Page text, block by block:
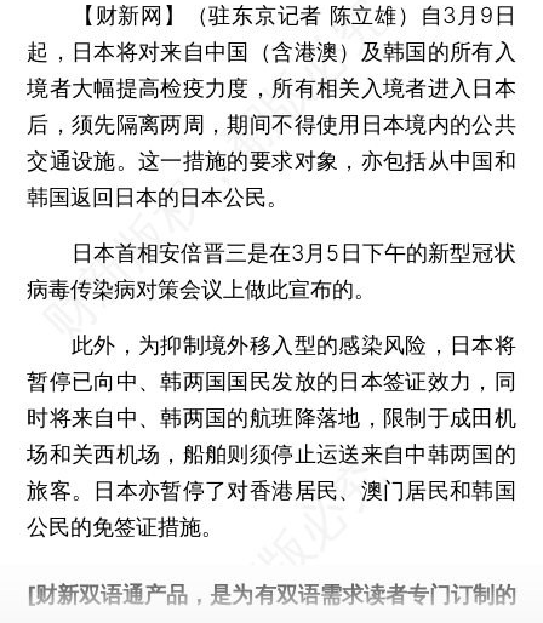
【财新网】（驻东京记者 陈立雄）
自3月9日
起，日本将对来自中国（含港澳）及韩国的所有入
境者大幅提高检疫力度，所有相关入境者进入日本
后，须先隔离两周，期间不得使用日本境内的公共
交通设施。这一措施的要求对象，亦包括从中国和
韩国返回日本的日本公民。
日本首相安倍晋三是在3月5日下午的新型冠状
病毒传染病对策会议上做此宣布的。
此外，为抑制境外移入型的感染风险，日本将
暂停已向中、韩两国国民发放的日本签证效力，同
时将来自中、韩两国的航班降落地，限制于成田机
场和关西机场，船舶则须停止运送来自中韩两国的
旅客。日本亦暂停了对香港居民、澳门居民和韩国
公民的免签证措施。
[财新双语通产品，是为有双语需求读者专门订制的